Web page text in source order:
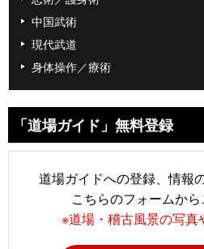
中国武術
現代武道
身体操作／療術
「道場ガイド」無料登録
道場ガイドへの登録、情報
こちらのフォームから
※道場・稽古風景の写真